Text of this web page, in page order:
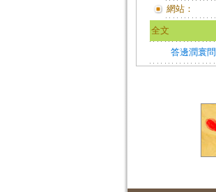
網站：
全文
答邊潤寰問